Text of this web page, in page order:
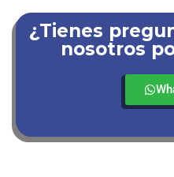
¿Tienes
nosotros